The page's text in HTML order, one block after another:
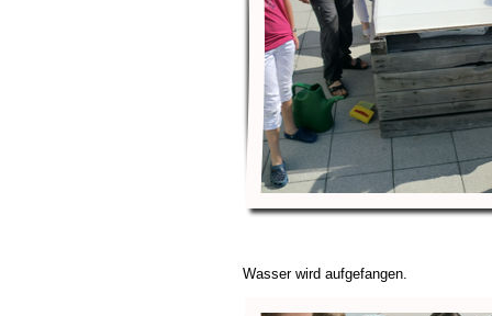
Wasser wird aufgefangen.